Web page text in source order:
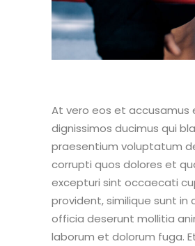
At vero eos et accusamus
dignissimos ducimus qui
praesentium voluptatum
corrupti quos dolores et
excepturi sint occaecati
provident, similique sunt in
officia deserunt mollitia
laborum et dolorum fuga.